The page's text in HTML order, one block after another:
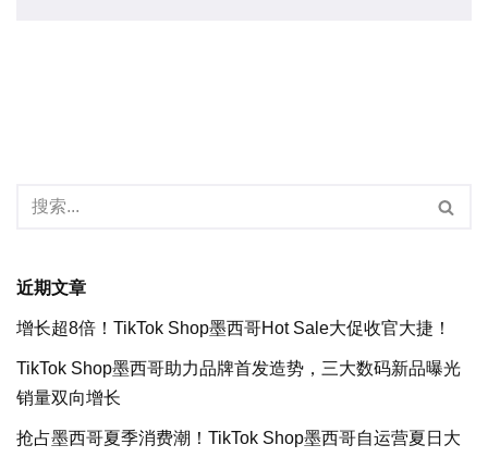
近期文章
增长超8倍！TikTok Shop墨西哥Hot Sale大促收官大捷！
TikTok Shop墨西哥助力品牌首发造势，三大数码新品曝光
销量双向增长
抢占墨西哥夏季消费潮！TikTok Shop墨西哥自运营夏日大